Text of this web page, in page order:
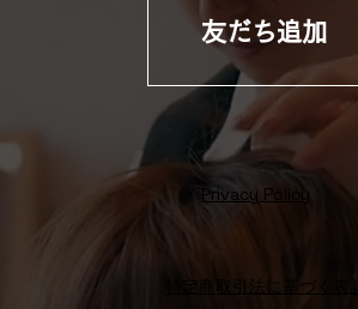
Privacy Policy
友だち追加
特定商取引法に基づく表記